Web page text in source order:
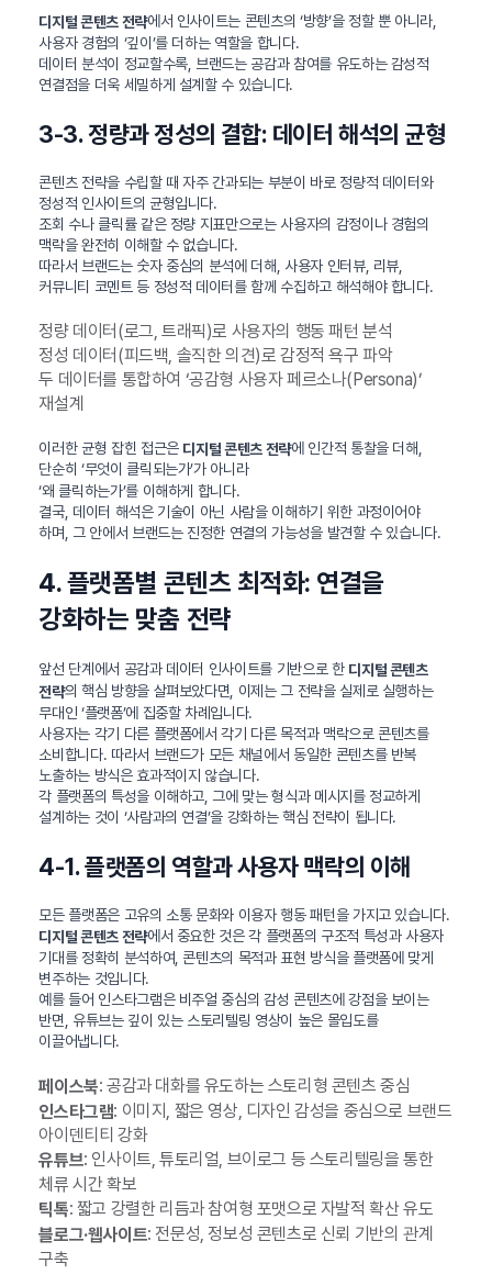
디지털 콘텐츠 전략에서 인사이트는 콘텐츠의 ‘방향’을 정할 뿐 아니라,
사용자 경험의 ‘깊이’를 더하는 역할을 합니다.
데이터 분석이 정교할수록, 브랜드는 공감과 참여를 유도하는 감성적
연결점을 더욱 세밀하게 설계할 수 있습니다.
3-3. 정량과 정성의 결합: 데이터 해석의 균형
콘텐츠 전략을 수립할 때 자주 간과되는 부분이 바로 정량적 데이터와
정성적 인사이트의 균형입니다.
조회 수나 클릭률 같은 정량 지표만으로는 사용자의 감정이나 경험의
맥락을 완전히 이해할 수 없습니다.
따라서 브랜드는 숫자 중심의 분석에 더해, 사용자 인터뷰, 리뷰,
커뮤니티 코멘트 등 정성적 데이터를 함께 수집하고 해석해야 합니다.
정량 데이터(로그, 트래픽)로 사용자의 행동 패턴 분석
정성 데이터(피드백, 솔직한 의견)로 감정적 욕구 파악
두 데이터를 통합하여 ‘공감형 사용자 페르소나(Persona)’
재설계
이러한 균형 잡힌 접근은 디지털 콘텐츠 전략에 인간적 통찰을 더해,
단순히 ‘무엇이 클릭되는가’가 아니라
‘왜 클릭하는가’를 이해하게 합니다.
결국, 데이터 해석은 기술이 아닌 사람을 이해하기 위한 과정이어야
하며, 그 안에서 브랜드는 진정한 연결의 가능성을 발견할 수 있습니다.
4. 플랫폼별 콘텐츠 최적화: 연결을
강화하는 맞춤 전략
앞선 단계에서 공감과 데이터 인사이트를 기반으로 한 디지털 콘텐츠
전략의 핵심 방향을 살펴보았다면, 이제는 그 전략을 실제로 실행하는
무대인 ‘플랫폼’에 집중할 차례입니다.
사용자는 각기 다른 플랫폼에서 각기 다른 목적과 맥락으로 콘텐츠를
소비합니다. 따라서 브랜드가 모든 채널에서 동일한 콘텐츠를 반복
노출하는 방식은 효과적이지 않습니다.
각 플랫폼의 특성을 이해하고, 그에 맞는 형식과 메시지를 정교하게
설계하는 것이 ‘사람과의 연결’을 강화하는 핵심 전략이 됩니다.
4-1. 플랫폼의 역할과 사용자 맥락의 이해
모든 플랫폼은 고유의 소통 문화와 이용자 행동 패턴을 가지고 있습니다.
디지털 콘텐츠 전략에서 중요한 것은 각 플랫폼의 구조적 특성과 사용자
기대를 정확히 분석하여, 콘텐츠의 목적과 표현 방식을 플랫폼에 맞게
변주하는 것입니다.
예를 들어 인스타그램은 비주얼 중심의 감성 콘텐츠에 강점을 보이는
반면, 유튜브는 깊이 있는 스토리텔링 영상이 높은 몰입도를
이끌어냅니다.
페이스북: 공감과 대화를 유도하는 스토리형 콘텐츠 중심
인스타그램: 이미지, 짧은 영상, 디자인 감성을 중심으로 브랜드
아이덴티티 강화
유튜브: 인사이트, 튜토리얼, 브이로그 등 스토리텔링을 통한
체류 시간 확보
틱톡: 짧고 강렬한 리듬과 참여형 포맷으로 자발적 확산 유도
블로그·웹사이트: 전문성, 정보성 콘텐츠로 신뢰 기반의 관계
구축